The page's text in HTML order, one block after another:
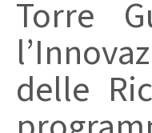
Torre
delle